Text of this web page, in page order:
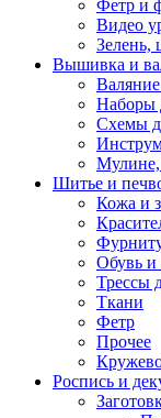
Фетр и
Видео
Зелень,
Вышивка и
Наборы
Схемы
Мулине,
Шитье и
Кожа и
Обувь и
Трессы
Ткани
Фетр
Прочее
Роспись и